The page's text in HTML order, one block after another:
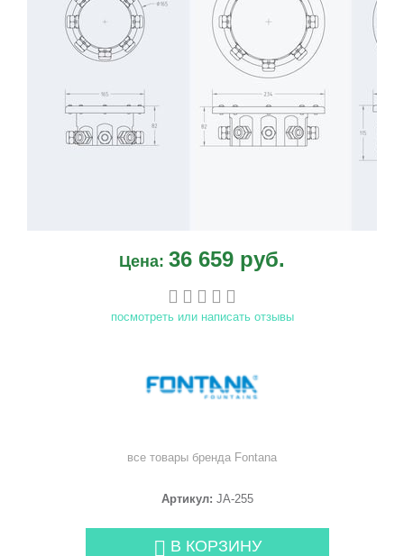
Цена: 36 659 руб.
посмотреть или написать отзывы
все товары бренда Fontana
Артикул: JA-255
В КОРЗИНУ